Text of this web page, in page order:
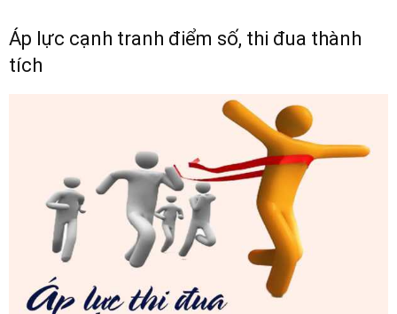
Áp lực cạnh tranh điểm số, thi đua thành
tích